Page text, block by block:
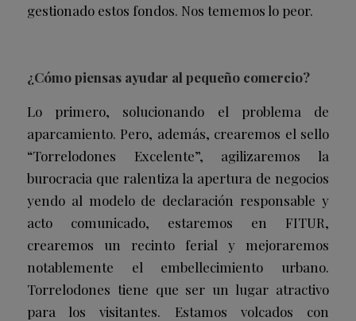
gestionado estos fondos. Nos tememos lo peor.
¿Cómo piensas ayudar al pequeño comercio?
Lo primero, solucionando el problema de
aparcamiento. Pero, además, crearemos el sello
“Torrelodones Excelente”, agilizaremos la
burocracia que ralentiza la apertura de negocios
yendo al modelo de declaración responsable y
acto comunicado, estaremos en FITUR,
crearemos un recinto ferial y mejoraremos
notablemente el embellecimiento urbano.
Torrelodones tiene que ser un lugar atractivo
para los visitantes. Estamos volcados con